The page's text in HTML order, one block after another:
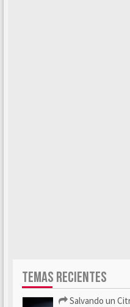
TEMAS RECIENTES
Salvando un Citroën